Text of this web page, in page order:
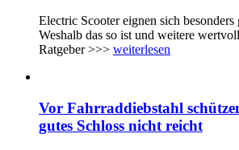
Electric Scooter eignen sich
Weshalb das so ist und weitere
Ratgeber >>> weiterlesen
Vor Fahrraddiebstahl
gutes Schloss nicht reicht